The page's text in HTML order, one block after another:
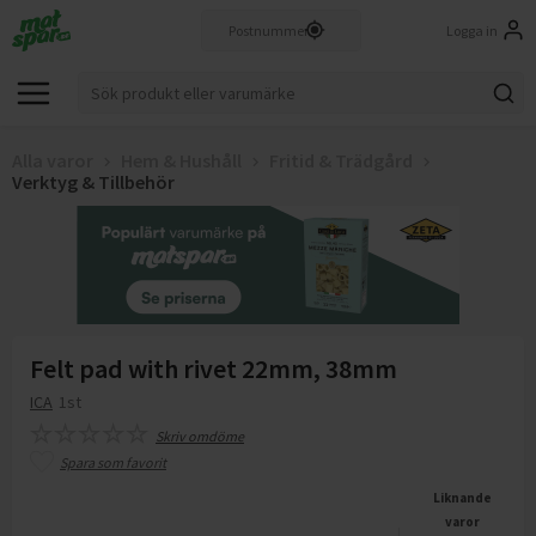
Logga in
Verktyg & Tillbehör
Felt pad with rivet 22mm, 38mm
ICA 1st
Skriv omdöme
Spara som favorit
Liknande
varor